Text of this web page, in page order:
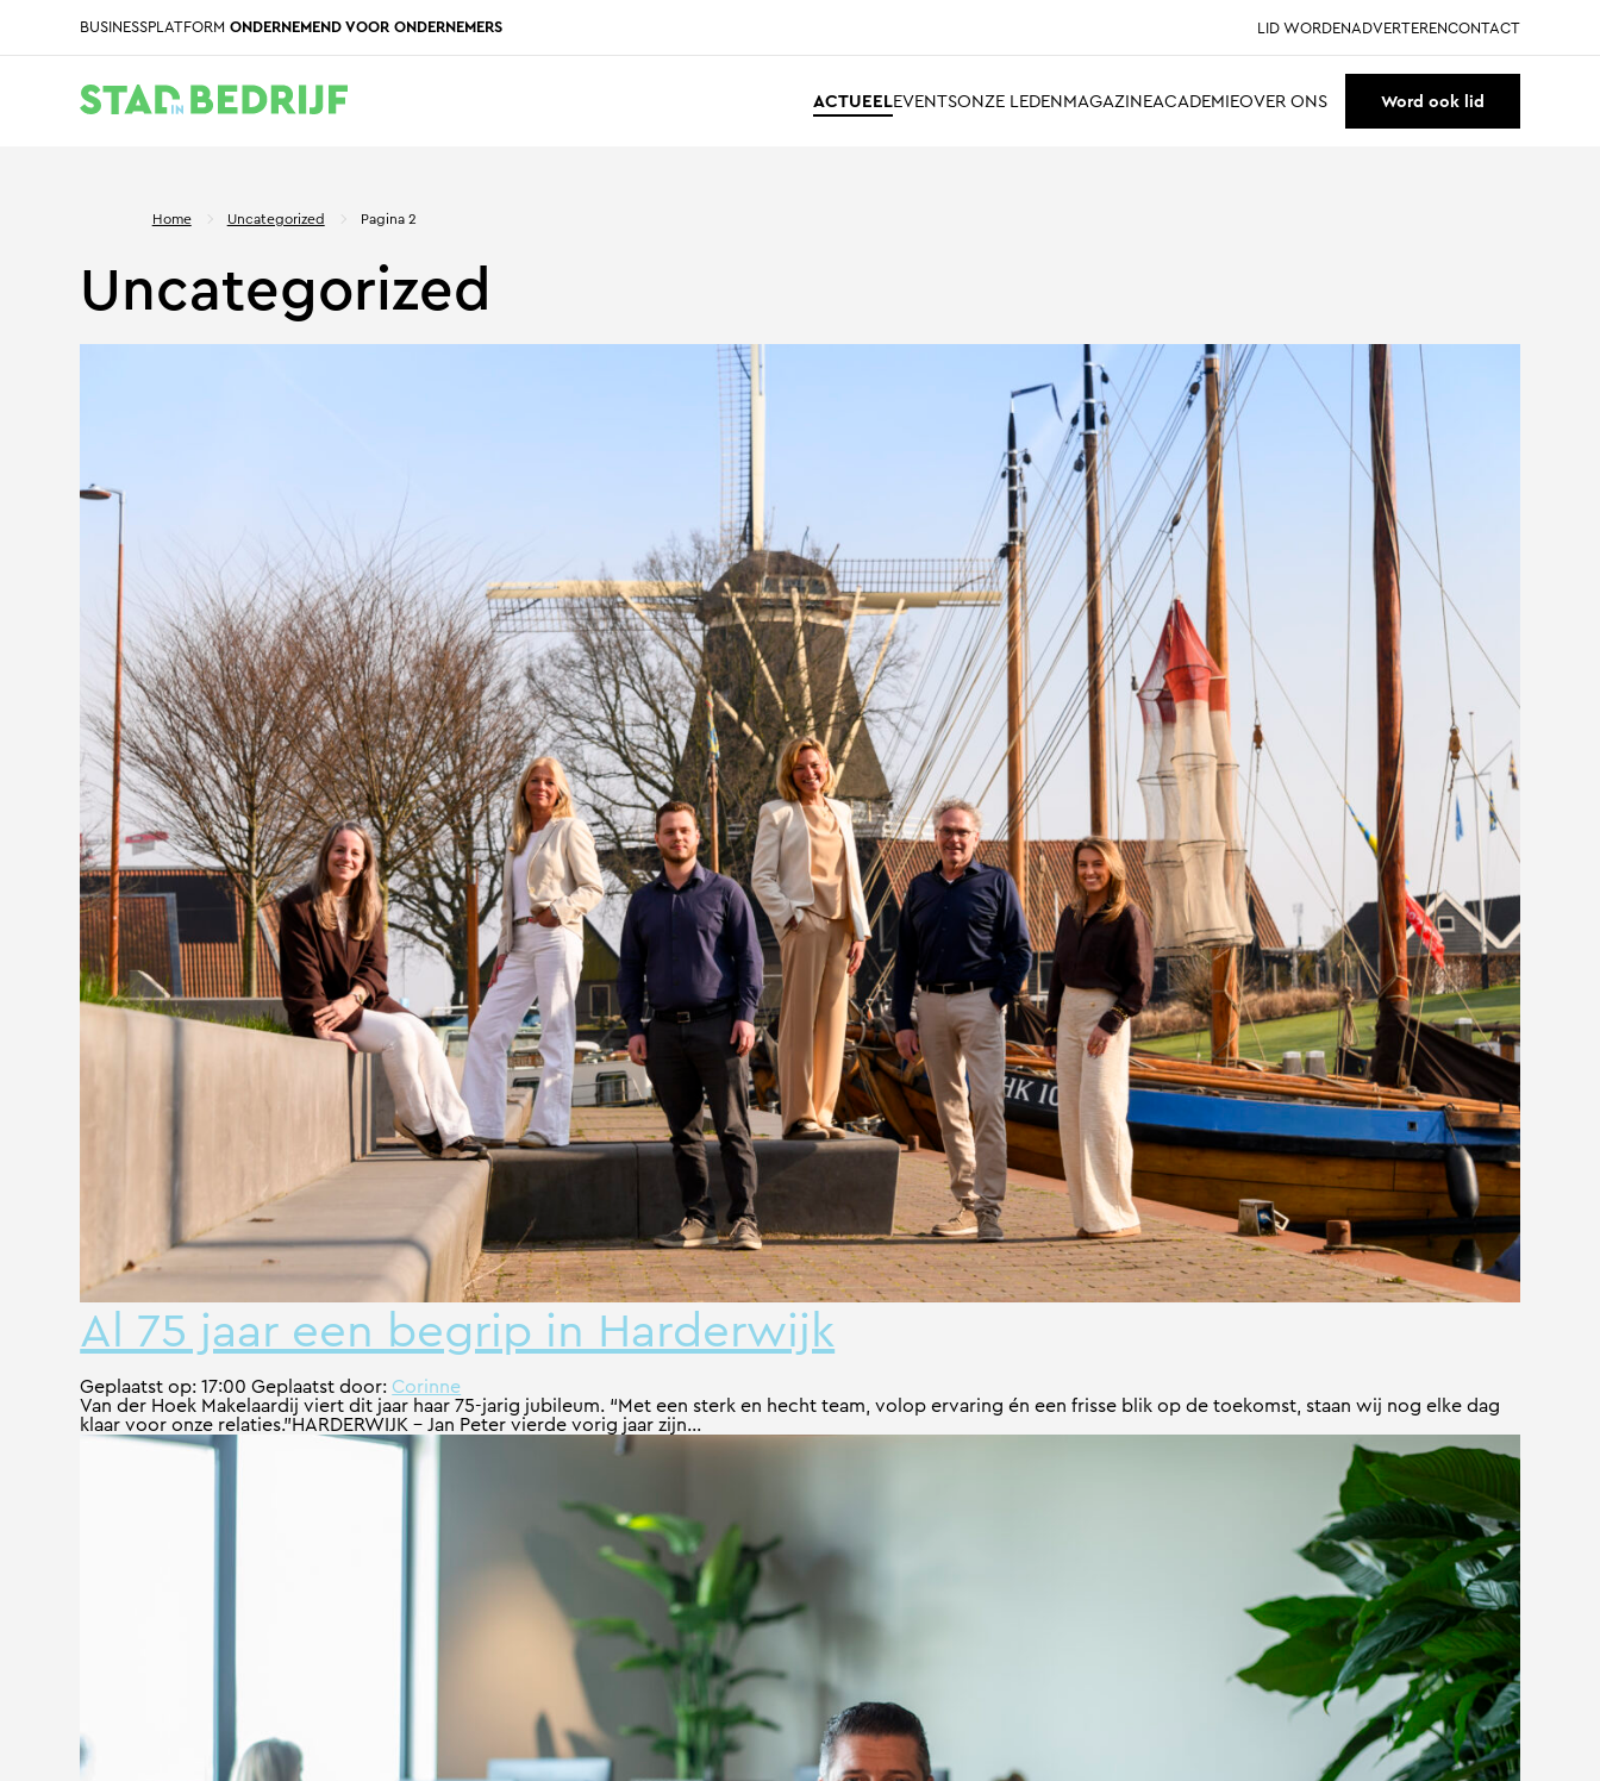
BUSINESSPLATFORMONDERNEMEND VOOR ONDERNEMERS LID WORDENADVERTERENCONTACT
ACTUEELEVENTSONZE LEDENMAGAZINEACADEMIEOVER ONS Word ook lid
Home Uncategorized Pagina 2
Uncategorized
Al 75 jaar een begrip in Harderwijk
Geplaatst op:17:00Geplaatst door: Corinne
Van der Hoek Makelaardij viert dit jaar haar 75-jarig jubileum. “Met een sterk en hecht team, volop ervaring én een frisse blik op de toekomst, staan wij nog elke dag
klaar voor onze relaties.”HARDERWIJK - Jan Peter vierde vorig jaar zijn...